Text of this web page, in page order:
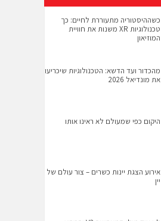
כשההיסטוריה מתעוררת לחיים: כך
טכנולוגיות XR משנות את חוויית
המוזיאון
מהכדור ועד הדשא: הטכנולוגיות שיכריעו
את מונדיאל 2026
היקום כפי שמעולם לא ראינו אותו
אירוע הצגת יינות כשרים – צור עולם של
יין